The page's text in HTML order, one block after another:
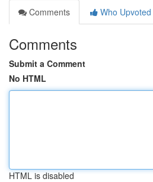
Comments
Who Upvoted
Comments
Submit a Comment
No HTML
HTML is disabled